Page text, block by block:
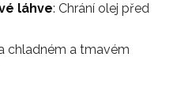
láhve: Chrání olej před
chladném a tmavém